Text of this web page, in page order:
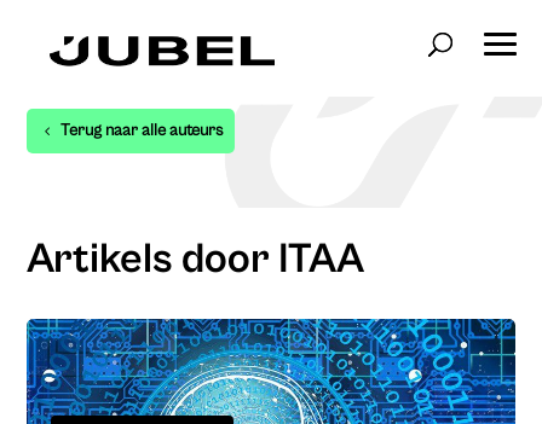
Terug naar alle auteurs
Artikels door ITAA